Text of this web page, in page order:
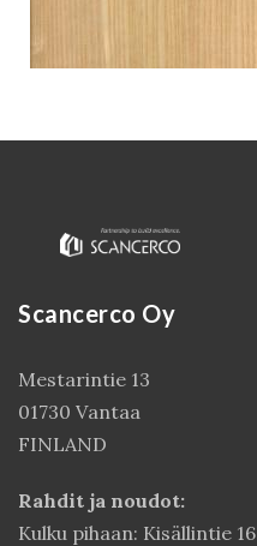
Scancerco Oy
Mestarintie 13
01730 Vantaa
FINLAND
Rahdit ja noudot:
Kulku pihaan: Kisällintie 16